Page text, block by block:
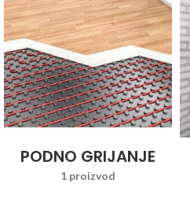
PODNO GRIJANJE
1 proizvod